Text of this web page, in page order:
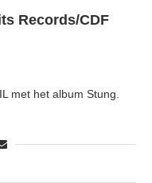
Records/CDF
met het album Stung.